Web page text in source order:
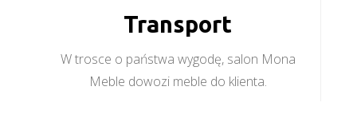
Transport
W trosce o państwa wygodę, salon Mona
Meble dowozi meble do klienta.